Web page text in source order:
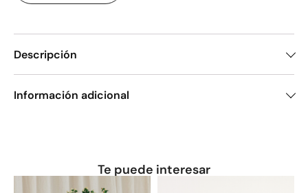
Descripción
Información adicional
Te puede interesar